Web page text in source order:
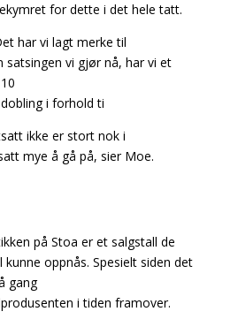
for dette i det hele tatt.
har vi lagt merke til
satsingen vi gjør nå, har vi et
i forhold ti
ikke er stort nok i
mye å gå på, sier Moe.
på Stoa er et salgstall de
oppnås. Spesielt siden det
gang
i tiden framover.